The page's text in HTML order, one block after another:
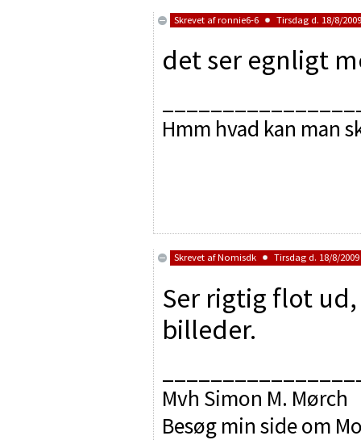
Skrevet afronnie6-6 Tirsdag d. 18/8/
det ser egnligt
Hmm hvad kan man
Skrevet afNomisdk Tirsdag d. 18/8/2009
Ser rigtig flot
billeder.
Mvh Simon M. Mørch
Besøg min side om